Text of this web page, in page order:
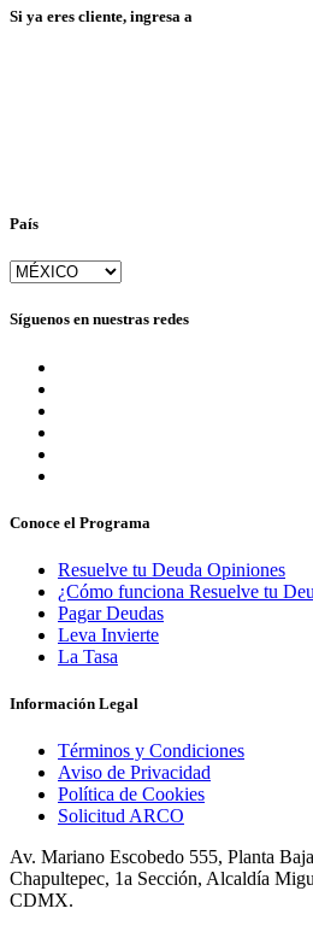
Si ya eres cliente, ingresa a
País
Síguenos en nuestras redes
Conoce el Programa
Resuelve tu Deuda Opiniones
¿Cómo funciona Resuelve tu
Pagar Deudas
Leva Invierte
La Tasa
Información Legal
Términos y Condiciones
Aviso de Privacidad
Política de Cookies
Solicitud ARCO
Av. Mariano Escobedo 555, Planta
Chapultepec, 1a Sección, Alcaldía
CDMX.